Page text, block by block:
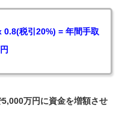
税引20%) = 年間手取
万円に資金を増額させ